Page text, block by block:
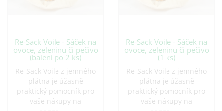
Re-Sack Voile - Sáček na
ovoce, zeleninu či pečivo
(balení po 2 ks)
Re-Sack Voile z jemného
plátna je úžasně
praktický pomocník pro
vaše nákupy na
Re-Sack Voile - Sáček na
ovoce, zeleninu či pečivo
(1 ks)
Re-Sack Voile z jemného
plátna je úžasně
praktický pomocník pro
vaše nákupy na